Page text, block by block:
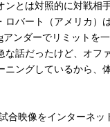
とは対照的に対戦相
ロバート（アメリカ）
アンダーでリミットを
な話だったけど、オフ
ニングしているから、
映像をインターネッ